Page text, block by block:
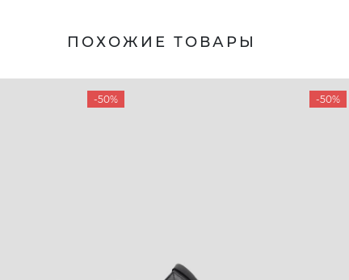
ПОХОЖИЕ ТОВАРЫ
-50% -50%